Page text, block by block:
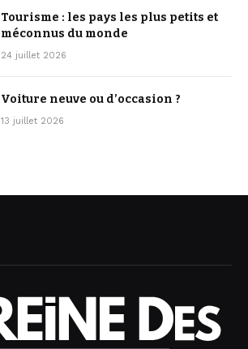
Tourisme : les pays les plus petits et
méconnus du monde
24 juillet 2026
Voiture neuve ou d’occasion ?
13 juillet 2026